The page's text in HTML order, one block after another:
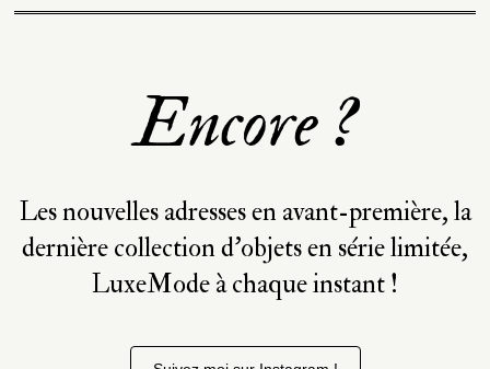
Encore ?
Les nouvelles adresses en avant-première, la
dernière collection d’objets en série limitée,
LuxeMode à chaque instant !